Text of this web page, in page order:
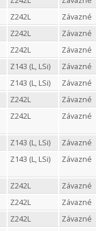
Z242L
Závazné
Z242L
Závazné
Z242L
Závazné
Z143 (L, LSi)
Závazné
Z143 (L, LSi)
Závazné
Z242L
Závazné
Z242L Závazné
Z143 (L, LSi)
Závazné
Z143 (L, LSi) Závazné
Z242L
Závazné
Z242L
Závazné
Z242L
Závazné